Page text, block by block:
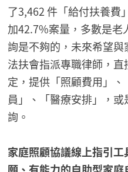
了3,462 件「給付扶養費
加42.7%案量，多數是
詢是不夠的，未來希望
法扶會指派專職律師，
定，提供「照顧費用」
員」、「醫療安排」，
詢。
家庭照顧協議線上指引